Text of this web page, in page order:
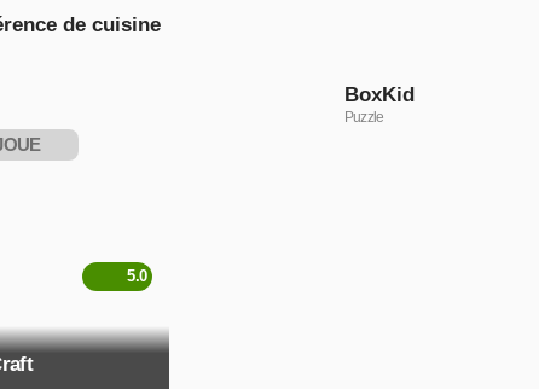
de cuisine
5.0
BoxKid
Puzzle